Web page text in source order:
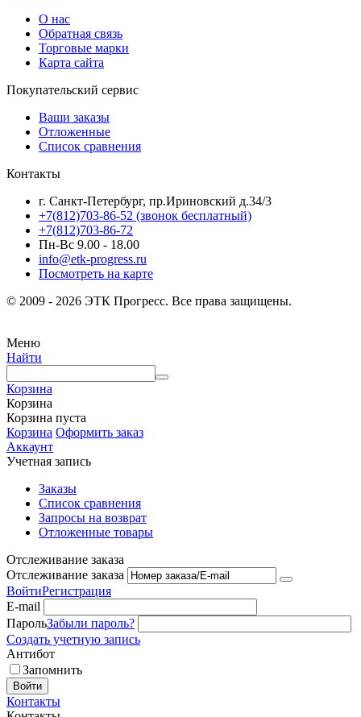
О нас
Обратная связь
Торговые марки
Карта сайта
Покупательский сервис
Ваши заказы
Отложенные
Список сравнения
Контакты
г. Санкт-Петербург, пр.Ириновский д.34/3
+7(812)703-86-52 (звонок бесплатный)
+7(812)703-86-72
Пн-Вс 9.00 - 18.00
info@etk-progress.ru
Посмотреть на карте
© 2009 - 2026 ЭТК Прогресс. Все права защищены.
Меню
Найти
Корзина
Корзина
Корзина пуста
Корзина Оформить заказ
Аккаунт
Учетная запись
Заказы
Список сравнения
Запросы на возврат
Отложенные товары
Отслеживание заказа
Отслеживание заказа
ВойтиРегистрация
E-mail
ПарольЗабыли пароль?
Создать учетную запись
Антибот
Запомнить
Войти
Контакты